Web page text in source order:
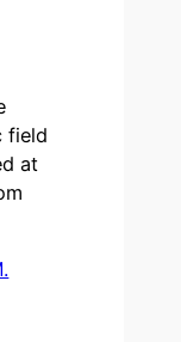
field
at